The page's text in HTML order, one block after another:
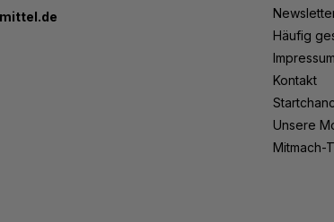
Häufig
Impressum
Kontakt
Unsere
Mitmach-